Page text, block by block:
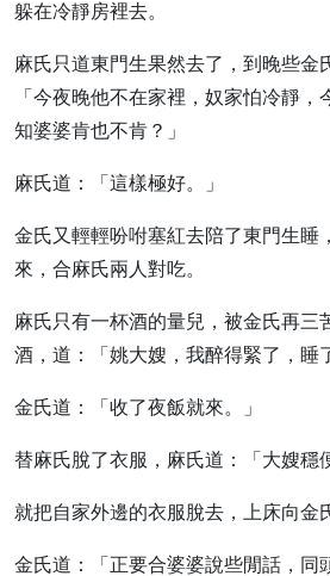
躲在冷靜房裡去。
麻氏只道東門生果然去了，到晚些金
「今夜晚他不在家裡，奴家怕冷靜，
知婆婆肯也不肯？」
麻氏道：「這樣極好。」
金氏又輕輕吩咐塞紅去陪了東門生睡
來，合麻氏兩人對吃。
麻氏只有一杯酒的量兒，被金氏再三
酒，道：「姚大嫂，我醉得緊了，睡
金氏道：「收了夜飯就來。」
替麻氏脫了衣服，麻氏道：「大嫂穩
就把自家外邊的衣服脫去，上床向金
金氏道：「正要合婆婆說些閒話，同